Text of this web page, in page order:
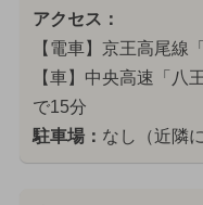
アクセス：
【電車】京王高尾線
【車】中央高速「八
で15分
駐車場： なし（近隣